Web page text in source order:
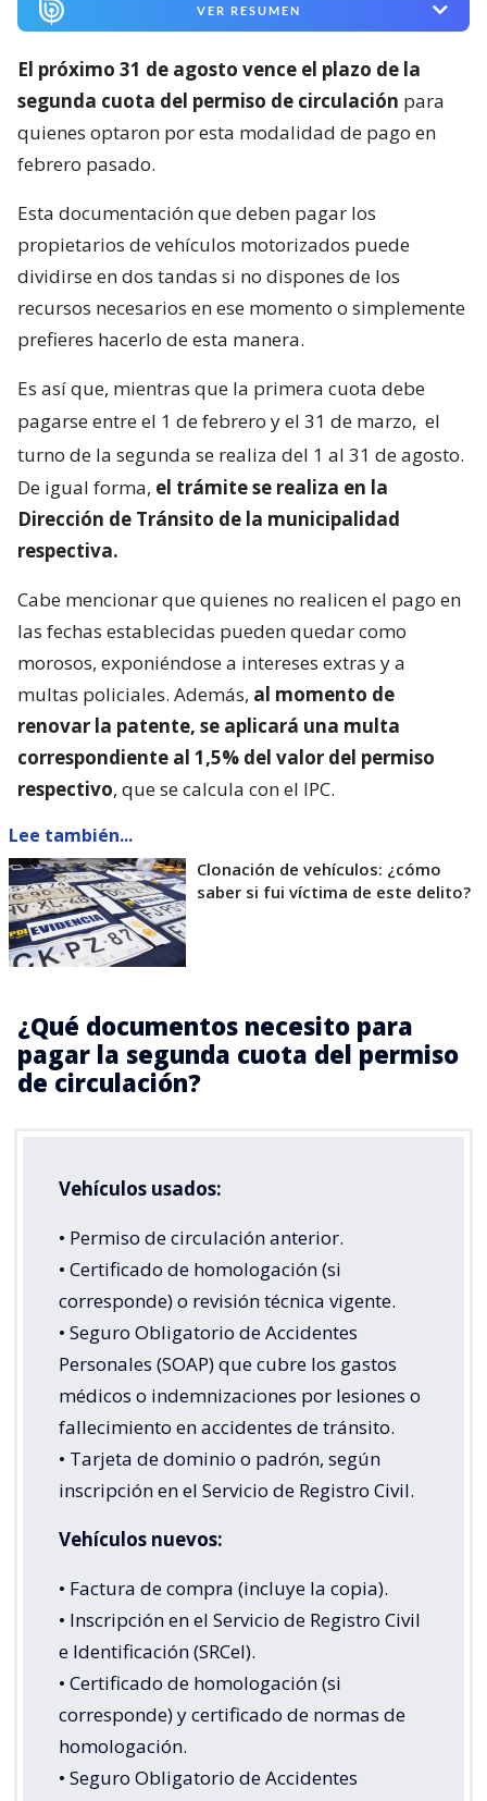
VER RESUMEN
El próximo 31 de agosto vence el plazo de la
segunda cuota del permiso de circulación para
quienes optaron por esta modalidad de pago en
febrero pasado.
Esta documentación que deben pagar los
propietarios de vehículos motorizados puede
dividirse en dos tandas si no dispones de los
recursos necesarios en ese momento o simplemente
prefieres hacerlo de esta manera.
Es así que, mientras que la primera cuota debe
pagarse entre el 1 de febrero y el 31 de marzo, el
turno de la segunda se realiza del 1 al 31 de agosto.
De igual forma, el trámite se realiza en la
Dirección de Tránsito de la municipalidad
respectiva.
Cabe mencionar que quienes no realicen el pago en
las fechas establecidas pueden quedar como
morosos, exponiéndose a intereses extras y a
multas policiales. Además, al momento de
renovar la patente, se aplicará una multa
correspondiente al 1,5% del valor del permiso
respectivo, que se calcula con el IPC.
Lee también...
Clonación de vehículos: ¿cómo
saber si fui víctima de este delito?
¿Qué documentos necesito para
pagar la segunda cuota del permiso
de circulación?
Vehículos usados:
• Permiso de circulación anterior.
• Certificado de homologación (si
corresponde) o revisión técnica vigente.
• Seguro Obligatorio de Accidentes
Personales (SOAP) que cubre los gastos
médicos o indemnizaciones por lesiones o
fallecimiento en accidentes de tránsito.
• Tarjeta de dominio o padrón, según
inscripción en el Servicio de Registro Civil.
Vehículos nuevos:
• Factura de compra (incluye la copia).
• Inscripción en el Servicio de Registro Civil
e Identificación (SRCeI).
• Certificado de homologación (si
corresponde) y certificado de normas de
homologación.
• Seguro Obligatorio de Accidentes